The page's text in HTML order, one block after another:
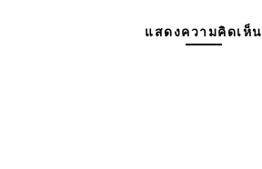
แสดงความคิดเห็น